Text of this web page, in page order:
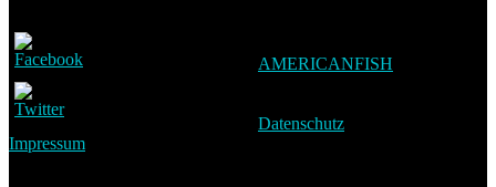
AMERICANFISH
Datenschutz
Impressum